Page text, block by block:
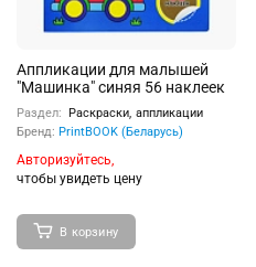
Аппликации для малышей
"Машинка" синяя 56 наклеек
Раздел:
Раскраски, аппликации
Бренд: PrintBOOK (Беларусь)
Авторизуйтесь,
чтобы увидеть цену
В корзину